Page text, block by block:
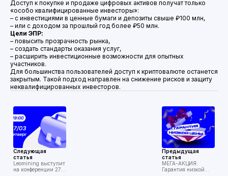
Доступ к покупке и продаже цифровых активов получат только
«особо квалифицированные инвесторы»:
– с инвестициями в ценные бумаги и депозиты свыше ₽100 млн,
– или с доходом за прошлый год более ₽50 млн.
Цели ЭПР:
– повысить прозрачность рынка,
– создать стандарты оказания услуг,
– расширить инвестиционные возможности для опытных
участников.
Для большинства пользователей доступ к криптовалюте останется
закрытым. Такой подход направлен на снижение рисков и защиту
неквалифицированных инвесторов.
Следующая
статья
Leomining выступит
на конференции 27
Предыдущая
статья
МЕГА-АКЦИЯ:
Гарантия низкой